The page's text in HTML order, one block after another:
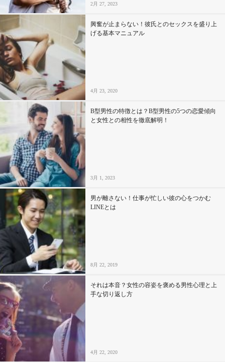
2月 27, 2023
興奮が止まらない！彼氏とのセックスを盛り上
げる基本マニュアル
4月 23, 2020
B型男性の特徴とは？B型男性の5つの恋愛傾向
と女性との相性を徹底解明！
3月 1, 2023
男が離さない！仕事が忙しい彼の心をつかむ
LINEとは
8月 22, 2019
それは本音？女性の容姿を褒める男性心理と上
手な切り返し方
4月 22, 2020